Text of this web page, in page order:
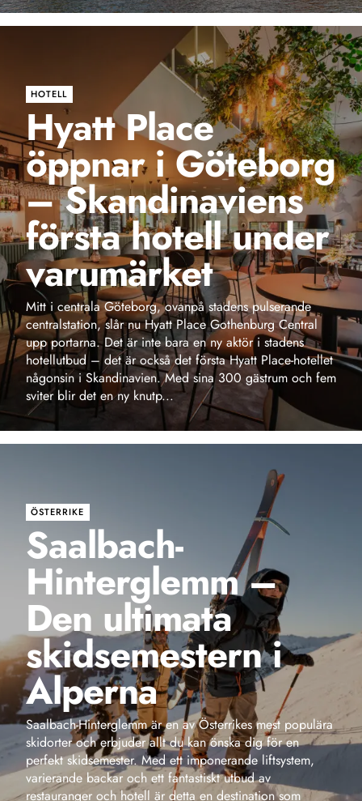
HOTELL
Hyatt Place
öppnar i Göteborg
– Skandinaviens
första hotell under
varumärket
Mitt i centrala Göteborg, ovanpå stadens pulserande
centralstation, slår nu Hyatt Place Gothenburg Central
upp portarna. Det är inte bara en ny aktör i stadens
hotellutbud – det är också det första Hyatt Place-hotellet
någonsin i Skandinavien. Med sina 300 gästrum och fem
sviter blir det en ny knutp...
ÖSTERRIKE
Saalbach-
Hinterglemm –
Den ultimata
skidsemestern i
Alperna
Saalbach-Hinterglemm är en av Österrikes mest populära
skidorter och erbjuder allt du kan önska dig för en
perfekt skidsemester. Med ett imponerande liftsystem,
varierande backar och ett fantastiskt utbud av
restauranger och hotell är detta en destination som
lockar både familjer, livsnjutare och äv...